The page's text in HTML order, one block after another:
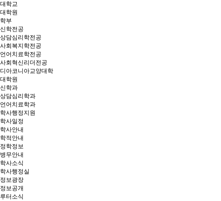
대학교
대학원
학부
신학전공
상담심리학전공
사회복지학전공
언어치료학전공
사회혁신리더전공
디아코니아교양대학
대학원
신학과
상담심리학과
언어치료학과
학사행정지원
학사일정
학사안내
학적안내
정학정보
병무안내
학사소식
학사행정실
정보광장
정보공개
루터소식